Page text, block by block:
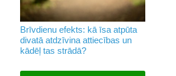
Brīvdienu efekts: kā īsa atpūta
divatā atdzīvina attiecības un
kādēļ tas strādā?